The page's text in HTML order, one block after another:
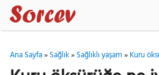
Ana Sayfa»Sağlık»Sağlıklı yaşam»Kuru